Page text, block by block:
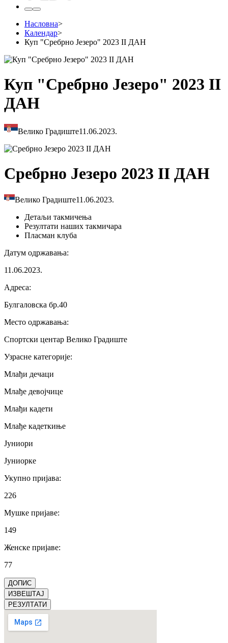
Насловна>
Календар>
Куп "Сребрно Језеро" 2023 II ДАН
Куп "Сребрно Језеро" 2023 II
ДАН
Велико Градиште11.06.2023.
Сребрно Језеро 2023 II ДАН
Велико Градиште11.06.2023.
Детаљи такмичења
Резултати наших такмичара
Пласман клуба
Датум одржавања:
11.06.2023.
Адреса:
Булгаловска бр.40
Место одржавања:
Спортски центар Велико Градиште
Узрасне категорије:
Млађи дечаци
Млађе девојчице
Млађи кадети
Млађе кадеткиње
Јуниори
Јуниорке
Укупно пријава:
226
Мушке пријаве:
149
Женске пријаве:
77
ДОПИС
ИЗВЕШТАЈ
РЕЗУЛТАТИ